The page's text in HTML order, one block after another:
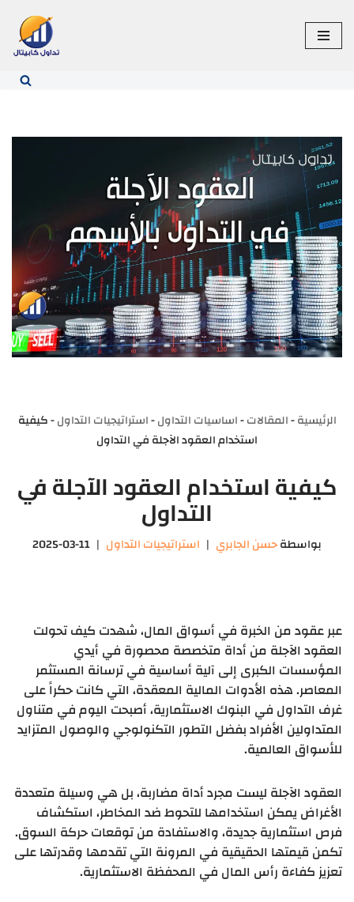
تخطى
الرئيسية-المقالات-اساسيات التداول-استراتيجيات التداول-كيفية
استخدام العقود الآجلة في التداول
كيفية استخدام العقود الآجلة في
التداول
بواسطةحسن الجابري استراتيجيات التداول 2025-03-11
عبر عقود من الخبرة في أسواق المال، شهدت كيف تحولت
العقود الآجلة من أداة متخصصة محصورة في أيدي
المؤسسات الكبرى إلى آلية أساسية في ترسانة المستثمر
المعاصر. هذه الأدوات المالية المعقدة، التي كانت حكراً على
غرف التداول في البنوك الاستثمارية، أصبحت اليوم في متناول
المتداولين الأفراد بفضل التطور التكنولوجي والوصول المتزايد
للأسواق العالمية.
العقود الآجلة ليست مجرد أداة مضاربة، بل هي وسيلة متعددة
الأغراض يمكن استخدامها للتحوط ضد المخاطر، استكشاف
فرص استثمارية جديدة، والاستفادة من توقعات حركة السوق.
تكمن قيمتها الحقيقية في المرونة التي تقدمها وقدرتها على
تعزيز كفاءة رأس المال في المحفظة الاستثمارية.